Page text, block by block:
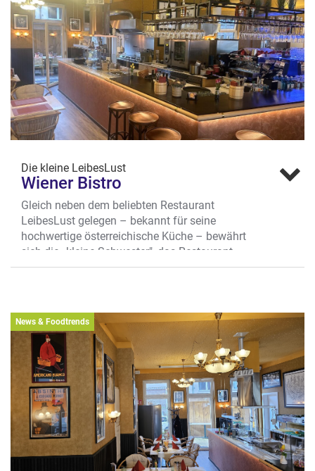
Die kleine LeibesLust
Wiener Bistro
Gleich neben dem beliebten Restaurant
LeibesLust gelegen – bekannt für seine
hochwertige österreichische Küche – bewährt
sich die „kleine Schwester", das Restaurant
Wiener Bistro, mit überraschend vielfältigen
Mittagstisch. Die beliebten österreichischen
Klassiker sind natürlich immer auf der der
Karte. Dazu österreichische Weiß- oder
Rotweine.
Mittagstisch
Das Bistro ist mittags geöffnet und bietet ein
feines kulinarisches Programm: Für süße
Momente sorgen wienerische
Kaffeespezialitäten und frisch zubereiteter
News & Foodtrends